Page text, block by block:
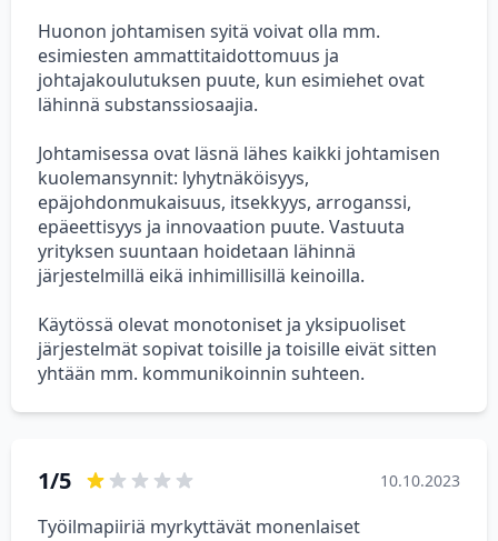
Huonon johtamisen syitä voivat olla mm.
esimiesten ammattitaidottomuus ja
johtajakoulutuksen puute, kun esimiehet ovat
lähinnä substanssiosaajia.
Johtamisessa ovat läsnä lähes kaikki johtamisen
kuolemansynnit: lyhytnäköisyys,
epäjohdonmukaisuus, itsekkyys, arroganssi,
epäeettisyys ja innovaation puute. Vastuuta
yrityksen suuntaan hoidetaan lähinnä
järjestelmillä eikä inhimillisillä keinoilla.
Käytössä olevat monotoniset ja yksipuoliset
järjestelmät sopivat toisille ja toisille eivät sitten
yhtään mm. kommunikoinnin suhteen.
1/5 10.10.2023
Työilmapiiriä myrkyttävät monenlaiset